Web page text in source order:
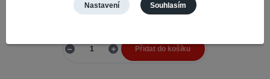
118,25 Kč
Přidat do košíku
Nastavení Souhlasím